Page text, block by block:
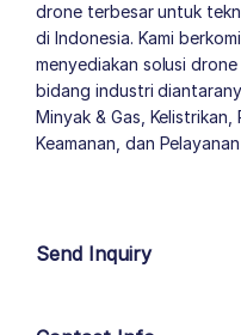
drone terbesar untuk
di Indonesia. Kami
menyediakan solusi
bidang industri
Minyak & Gas,
Keamanan, dan
Send Inquiry